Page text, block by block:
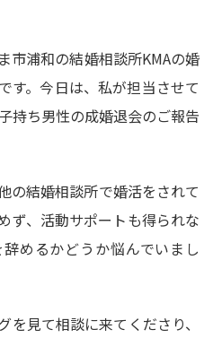
市浦和の結婚相談所KMAの婚
す。今日は、私が担当させて
持ち男性の成婚退会のご報告
の結婚相談所で婚活をされて
ず、活動サポートも得られな
めるかどうか悩んでいまし
を見て相談に来てくださり、